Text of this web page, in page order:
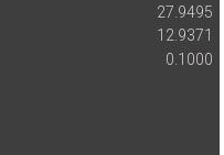
27.9495
12.9371
0.1000